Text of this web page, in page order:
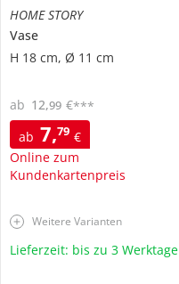
HOME STORY
Vase
H 18 cm, Ø 11 cm
ab 7,79 €
Online zum
Kundenkartenpreis
ab 12,99 €***
Weitere Varianten
Lieferzeit: bis zu 3 Werktage